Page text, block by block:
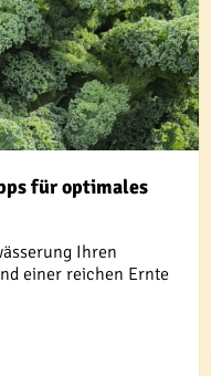
für optimales
Ihren
einer reichen Ernte